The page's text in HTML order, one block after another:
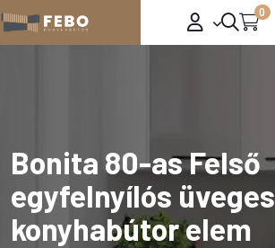
0
Bonita 80-as Felső
egyfelnyílós üveges
konyhabútor elem